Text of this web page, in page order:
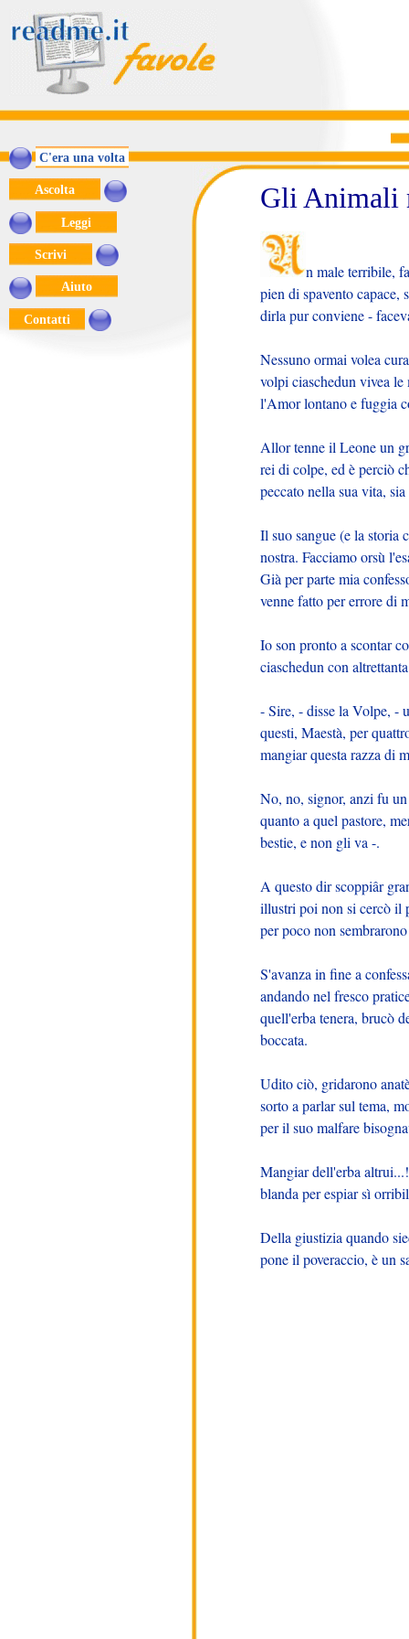
C'era una volta
Ascolta
Leggi
Scrivi
Aiuto
Contatti
Gli Animali
n male terribile,
pien di spavento capace,
dirla pur conviene -
Nessuno ormai volea
volpi ciaschedun vivea
l'Amor lontano e fuggia
Allor tenne il Leone un
rei di colpe, ed è perciò
peccato nella sua vita,
Il suo sangue (e la storia
nostra. Facciamo orsù
Già per parte mia
venne fatto per errore di
Io son pronto a scontar
ciaschedun con
- Sire, - disse la Volpe, -
questi, Maestà, per
mangiar questa razza di
No, no, signor, anzi fu
quanto a quel pastore,
bestie, e non gli va -.
A questo dir scoppiâr
illustri poi non si cercò il
per poco non
S'avanza in fine a
andando nel fresco
quell'erba tenera, brucò
boccata.
Udito ciò, gridarono
sorto a parlar sul tema,
per il suo malfare
Mangiar dell'erba
blanda per espiar sì
Della giustizia quando
pone il poveraccio, è un